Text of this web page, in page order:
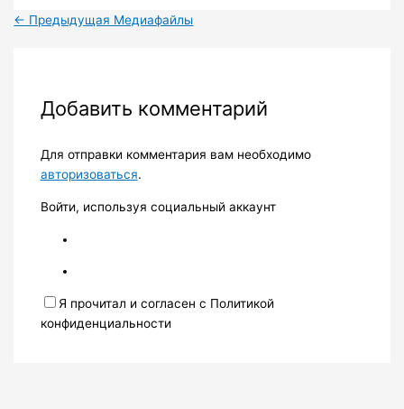
← Предыдущая Медиафайлы
Добавить комментарий
Для отправки комментария вам необходимо
авторизоваться.
Войти, используя социальный аккаунт
Я прочитал и согласен с Политикой
конфиденциальности